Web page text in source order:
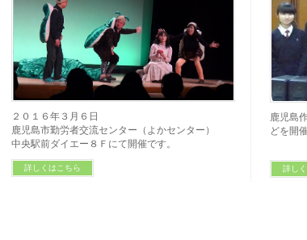
２０１６年３月６日
鹿児島市勤労者交流センター（よかセンター）
中央駅前ダイエー８Ｆにて開催です。
詳しくはこちら
鹿児島
どを開
詳し